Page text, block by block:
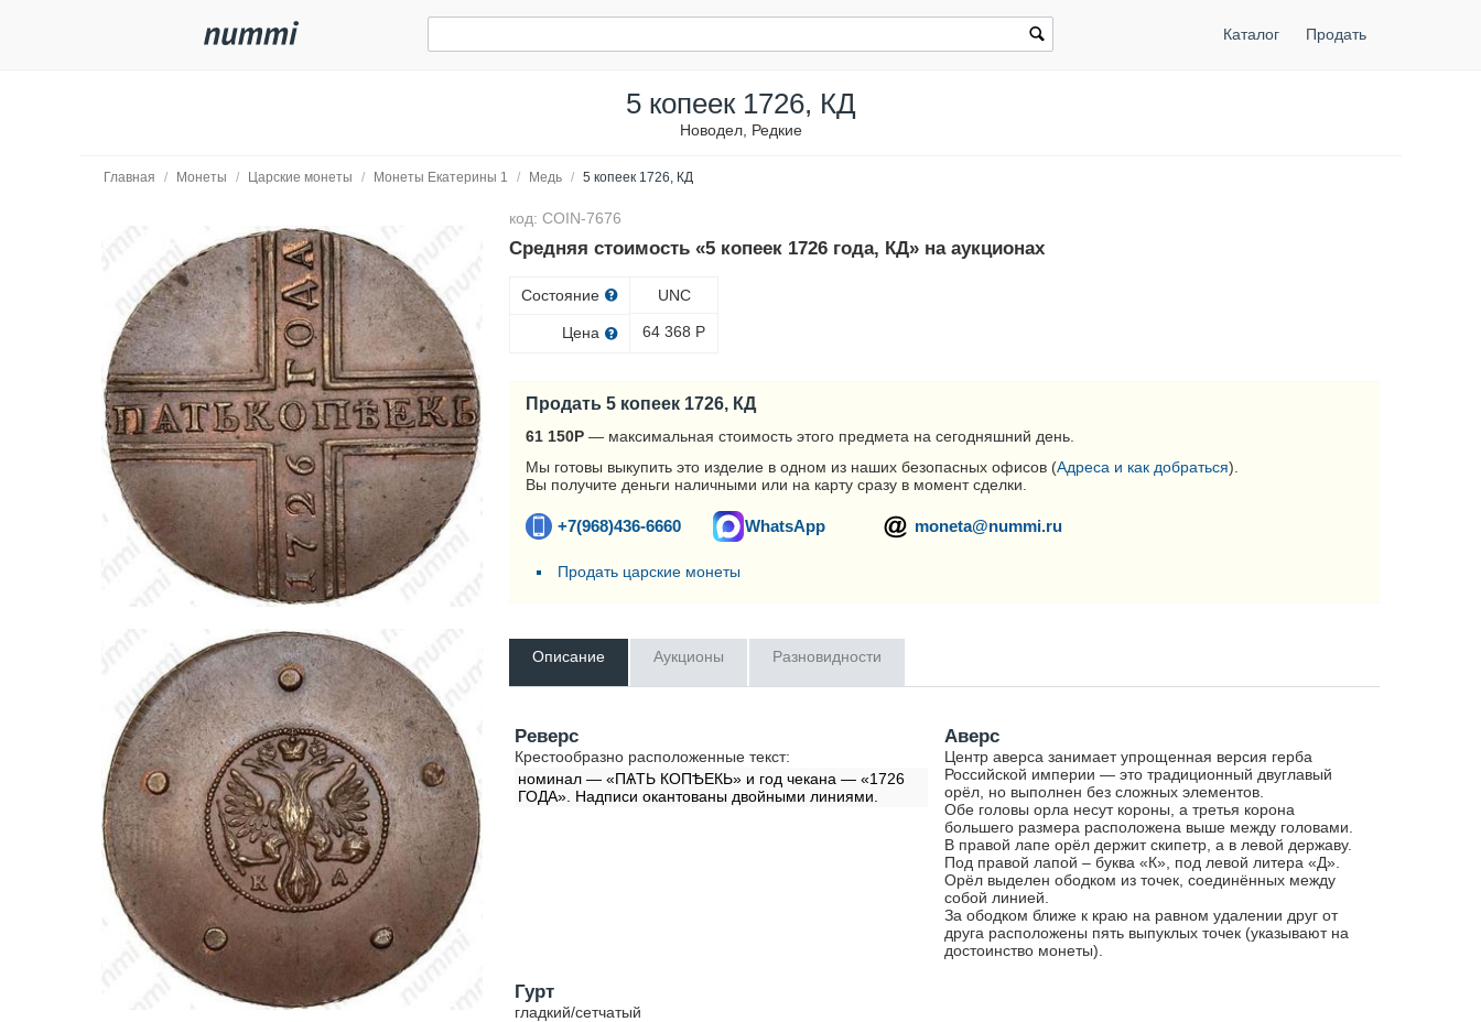
Каталог Продать
5 копеек 1726, КД
Новодел, Редкие
Главная / Монеты / Царские монеты / Монеты Екатерины 1 / Медь / 5 копеек 1726, КД
код: COIN-7676
Средняя стоимость «5 копеек 1726 года, КД» на аукционах
Состояние
Цена
UNC
64 368 Р
Продать 5 копеек 1726, КД
61 150Р — максимальная стоимость этого предмета на сегодняшний день.
Мы готовы выкупить это изделие в одном из наших безопасных офисов (Адреса и как добраться).
Вы получите деньги наличными или на карту сразу в момент сделки.
+7(968)436-6660 WhatsApp moneta@nummi.ru
Продать царские монеты
Описание Аукционы Разновидности
Реверс
Крестообразно расположенные текст:
номинал — «ПѦТЬ КОПѢЕКЬ» и год чекана — «1726
ГОДА». Надписи окантованы двойными линиями.
Аверс
Центр аверса занимает упрощенная версия герба
Российской империи — это традиционный двуглавый
орёл, но выполнен без сложных элементов.
Обе головы орла несут короны, а третья корона
большего размера расположена выше между головами.
В правой лапе орёл держит скипетр, а в левой державу.
Под правой лапой – буква «К», под левой литера «Д».
Орёл выделен ободком из точек, соединённых между
собой линией.
За ободком ближе к краю на равном удалении друг от
друга расположены пять выпуклых точек (указывают на
достоинство монеты).
Гурт
гладкий/сетчатый